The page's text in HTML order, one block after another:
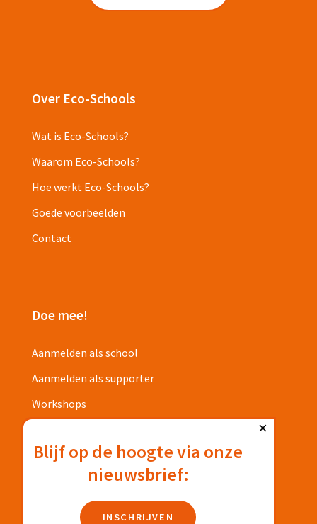
Over Eco-Schools
Wat is Eco-Schools?
Waarom Eco-Schools?
Hoe werkt Eco-Schools?
Goede voorbeelden
Contact
Doe mee!
Aanmelden als school
Aanmelden als supporter
Workshops
Privacyverklaring
×
Blijf op de hoogte via onze
nieuwsbrief:
INSCHRIJVEN